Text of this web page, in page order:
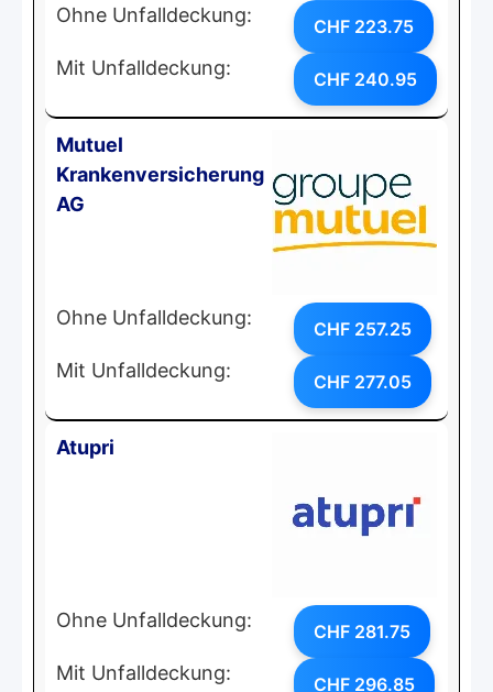
Ohne Unfalldeckung: CHF 223.75
Mit Unfalldeckung: CHF 240.95
Mutuel
Krankenversicherung
AG
Ohne Unfalldeckung: CHF 257.25
Mit Unfalldeckung: CHF 277.05
Atupri
Ohne Unfalldeckung: CHF 281.75
Mit Unfalldeckung: CHF 296.85